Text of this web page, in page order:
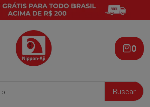
Buscar
0